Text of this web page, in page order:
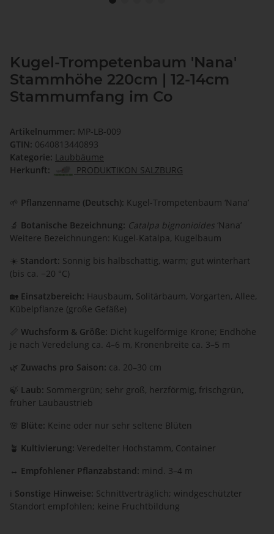
Kugel-Trompetenbaum 'Nana'
Stammhöhe 220cm | 12-14cm
Stammumfang im Co
Artikelnummer: MP-LB-009
GTIN: 0640813440893
Kategorie: Laubbäume
Herkunft:
PRODUKTIKON SALZBURG
🌱 Pflanzenname (Deutsch): Kugel-Trompetenbaum ‘Nana’
🔬 Botanische Bezeichnung: Catalpa bignonioides ‘Nana’
Weitere Bezeichnungen: Kugel-Katalpa, Kugelbaum
☀️ Standort: Sonnig bis halbschattig, warm; gut winterhart
(bis ca. −20 °C)
🏡 Einsatzbereich: Hausbaum, Solitärbaum, Vorgarten, Allee,
Kübelpflanze (große Gefäße)
📏 Wuchsform & Größe: Dicht kugelförmige Krone; Endhöhe
je nach Veredelung ca. 4–6 m, Kronenbreite ca. 3–5 m
🌿 Zuwachs pro Saison: ca. 20–30 cm
🍃 Laub: Sommergrün; sehr groß, herzförmig, frischgrün,
früher Laubaustrieb
🌸 Blüte: Keine oder nur sehr seltene Blüten
🪴 Kultivierung: Veredelter Hochstamm, Container
↔️ Empfohlener Pflanzabstand: mind. 3–4 m
ℹ️ Sonstige Hinweise: Schnittverträglich; windgeschützter
Standort empfohlen; keine Fruchtbildung